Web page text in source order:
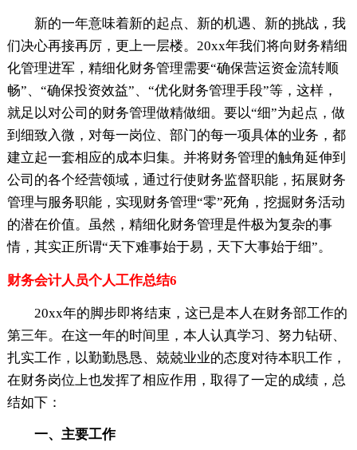
新的一年意味着新的起点、新的机遇、新的挑战，我
们决心再接再厉，更上一层楼。20xx年我们将向财务精细
化管理进军，精细化财务管理需要“确保营运资金流转顺
畅”、“确保投资效益”、“优化财务管理手段”等，这样，
就足以对公司的财务管理做精做细。要以“细”为起点，做
到细致入微，对每一岗位、部门的每一项具体的业务，都
建立起一套相应的成本归集。并将财务管理的触角延伸到
公司的各个经营领域，通过行使财务监督职能，拓展财务
管理与服务职能，实现财务管理“零”死角，挖掘财务活动
的潜在价值。虽然，精细化财务管理是件极为复杂的事
情，其实正所谓“天下难事始于易，天下大事始于细”。
财务会计人员个人工作总结6
20xx年的脚步即将结束，这已是本人在财务部工作的
第三年。在这一年的时间里，本人认真学习、努力钻研、
扎实工作，以勤勤恳恳、兢兢业业的态度对待本职工作，
在财务岗位上也发挥了相应作用，取得了一定的成绩，总
结如下：
一、主要工作